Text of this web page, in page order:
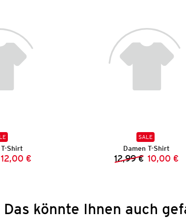
Shirt
Vorheriger Preis:
Neuer Preis:
12,00 €
SALE
Damen T-Shirt
12,99 € Neuer
10,00 €
Das könnte Ihnen auch